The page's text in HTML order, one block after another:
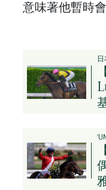
意味著他暫時